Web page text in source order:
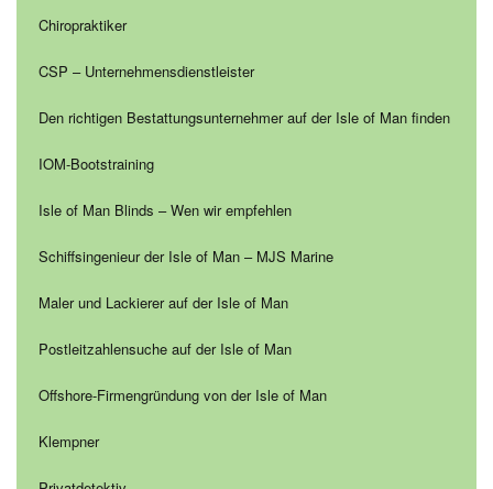
Chiropraktiker
CSP – Unternehmensdienstleister
Den richtigen Bestattungsunternehmer auf der Isle of Man finden
IOM-Bootstraining
Isle of Man Blinds – Wen wir empfehlen
Schiffsingenieur der Isle of Man – MJS Marine
Maler und Lackierer auf der Isle of Man
Postleitzahlensuche auf der Isle of Man
Offshore-Firmengründung von der Isle of Man
Klempner